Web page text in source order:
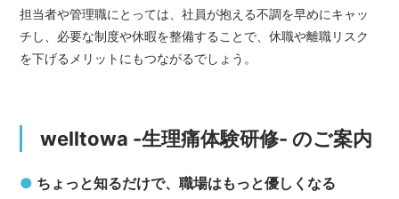
担当者や管理職にとっては、社員が抱える不調を早めにキャッ
チし、必要な制度や休暇を整備することで、休職や離職リスク
を下げるメリットにもつながるでしょう。
welltowa -生理痛体験研修- のご案内
● ちょっと知るだけで、職場はもっと優しくなる